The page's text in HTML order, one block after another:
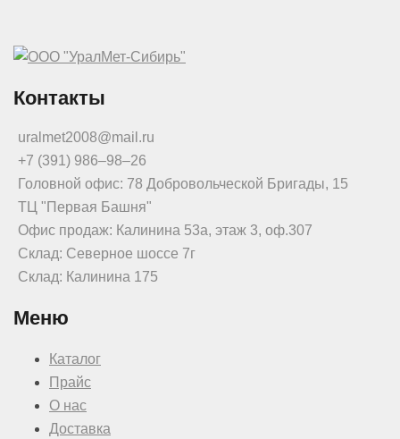
Контакты
uralmet2008@mail.ru
+7 (391) 986‒98‒26
Головной офис: 78 Добровольческой Бригады, 15
ТЦ "Первая Башня"
Офис продаж: Калинина 53а, этаж 3, оф.307
Склад: Северное шоссе 7г
Склад: Калинина 175
Меню
Каталог
Прайс
О нас
Доставка